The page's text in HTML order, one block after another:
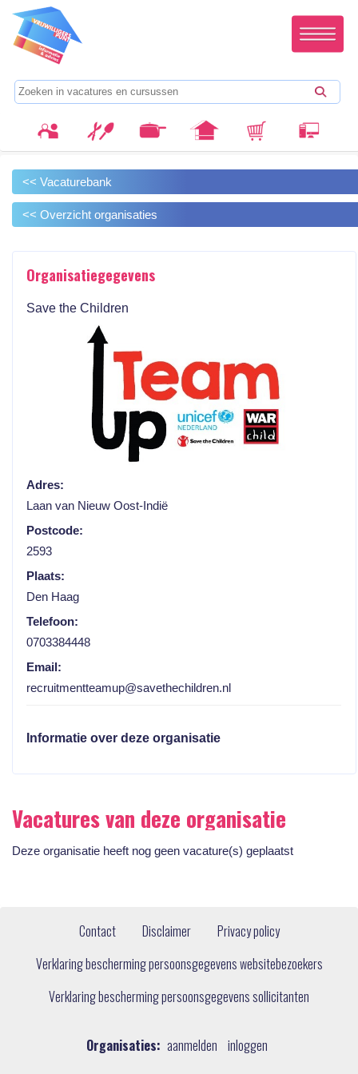
<< Vacaturebank
<< Overzicht organisaties
Organisatiegegevens
Save the Children
Adres:
Laan van Nieuw Oost-Indië
Postcode:
2593
Plaats:
Den Haag
Telefoon:
0703384448
Email:
recruitmentteamup@savethechildren.nl
Informatie over deze organisatie
Vacatures van deze organisatie
Deze organisatie heeft nog geen vacature(s) geplaatst
Contact Disclaimer
Privacy policy
Verklaring bescherming persoonsgegevens websitebezoekers
Verklaring bescherming persoonsgegevens sollicitanten
Organisaties: aanmelden inloggen